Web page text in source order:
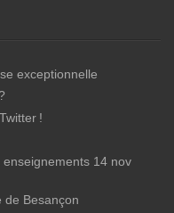
exceptionnelle
!
14 nov
de Besançon